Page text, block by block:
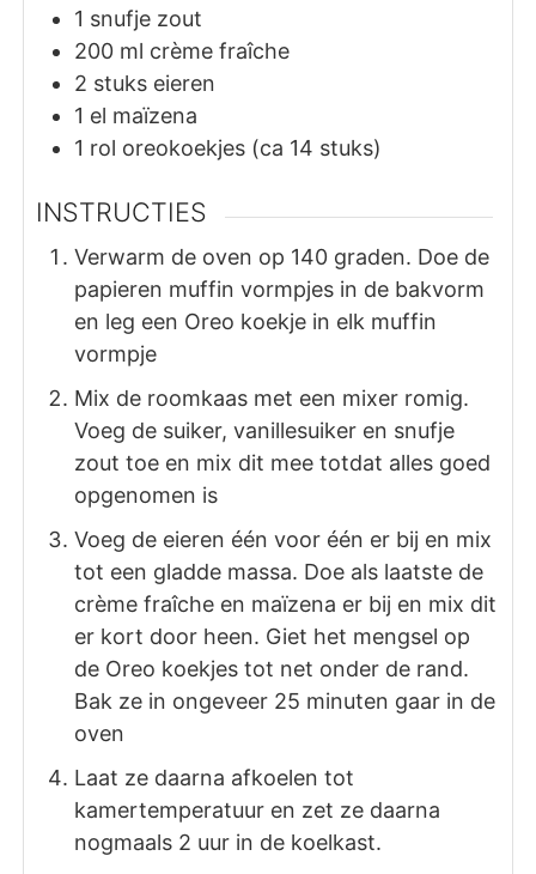
1 snufje zout
200 ml crème fraîche
2 stuks eieren
1 el maïzena
1 rol oreokoekjes (ca 14 stuks)
INSTRUCTIES
Verwarm de oven op 140 graden. Doe de
papieren muffin vormpjes in de bakvorm
en leg een Oreo koekje in elk muffin
vormpje
Mix de roomkaas met een mixer romig.
Voeg de suiker, vanillesuiker en snufje
zout toe en mix dit mee totdat alles goed
opgenomen is
Voeg de eieren één voor één er bij en mix
tot een gladde massa. Doe als laatste de
crème fraîche en maïzena er bij en mix dit
er kort door heen. Giet het mengsel op
de Oreo koekjes tot net onder de rand.
Bak ze in ongeveer 25 minuten gaar in de
oven
Laat ze daarna afkoelen tot
kamertemperatuur en zet ze daarna
nogmaals 2 uur in de koelkast.